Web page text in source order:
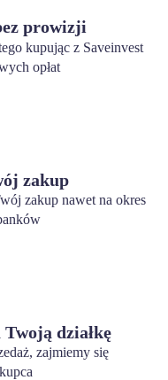
prowizji
kupując z Saveinvest
opłat
zakup
zakup nawet na okres
działkę
zajmiemy się